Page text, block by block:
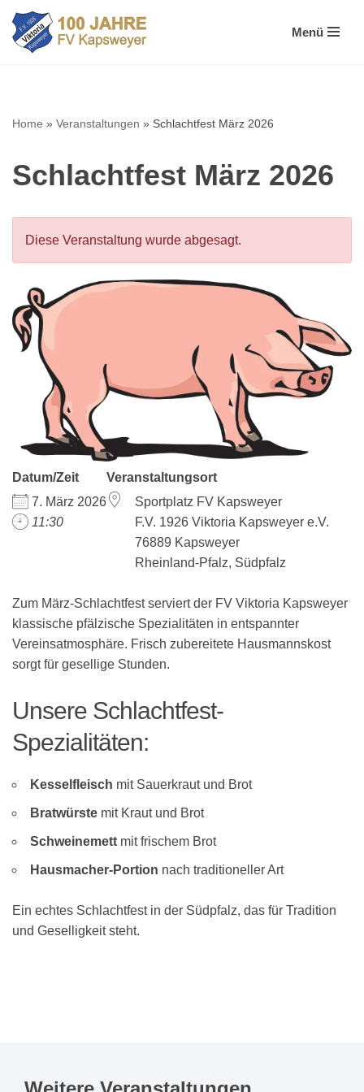
Zum
Menü
Home » Veranstaltungen » Schlachtfest März 2026
Schlachtfest März 2026
Diese Veranstaltung wurde abgesagt.
Datum/Zeit
7. März 2026
11:30
Veranstaltungsort
Sportplatz FV Kapsweyer
F.V. 1926 Viktoria Kapsweyer e.V.
76889 Kapsweyer
Rheinland-Pfalz, Südpfalz
Zum März-Schlachtfest serviert der FV Viktoria Kapsweyer
klassische pfälzische Spezialitäten in entspannter
Vereinsatmosphäre. Frisch zubereitete Hausmannskost
sorgt für gesellige Stunden.
Unsere Schlachtfest-
Spezialitäten:
Kesselfleisch mit Sauerkraut und Brot
Bratwürste mit Kraut und Brot
Schweinemett mit frischem Brot
Hausmacher-Portion nach traditioneller Art
Ein echtes Schlachtfest in der Südpfalz, das für Tradition
und Geselligkeit steht.